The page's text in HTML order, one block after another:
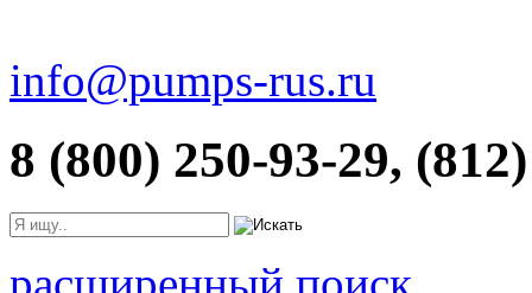
info@pumps-rus.ru
8 (800) 250-93-29,
расширенный поиск